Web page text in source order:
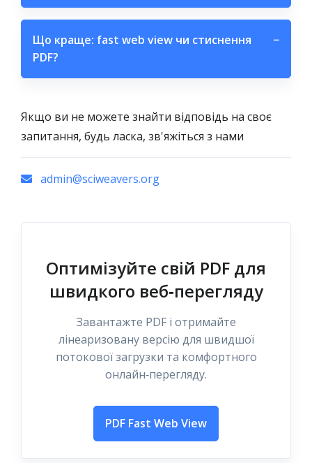
Що краще: fast web view чи стиснення
PDF?
−
Якщо ви не можете знайти відповідь на своє
запитання, будь ласка, зв'яжіться з нами
admin@sciweavers.org
Оптимізуйте свій PDF для
швидкого веб‑перегляду
Завантажте PDF і отримайте
лінеаризовану версію для швидшої
потокової загрузки та комфортного
онлайн‑перегляду.
PDF Fast Web View